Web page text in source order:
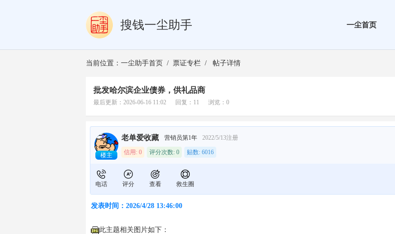
搜钱一尘助手 一尘首页
当前位置： 一尘助手首页 / 票证专栏 / 帖子详情
批发哈尔滨企业债券，供礼品商
最后更新：2026-06-16 11:02 回复：11 浏览：0
楼主
老单爱收藏 营销员第1年 2022/5/13注册
信用: 0 评分次数: 0 贴数: 6016
电话 评分 查看 救生圈
发表时间：2026/4/28 13:46:00
此主题相关图片如下：